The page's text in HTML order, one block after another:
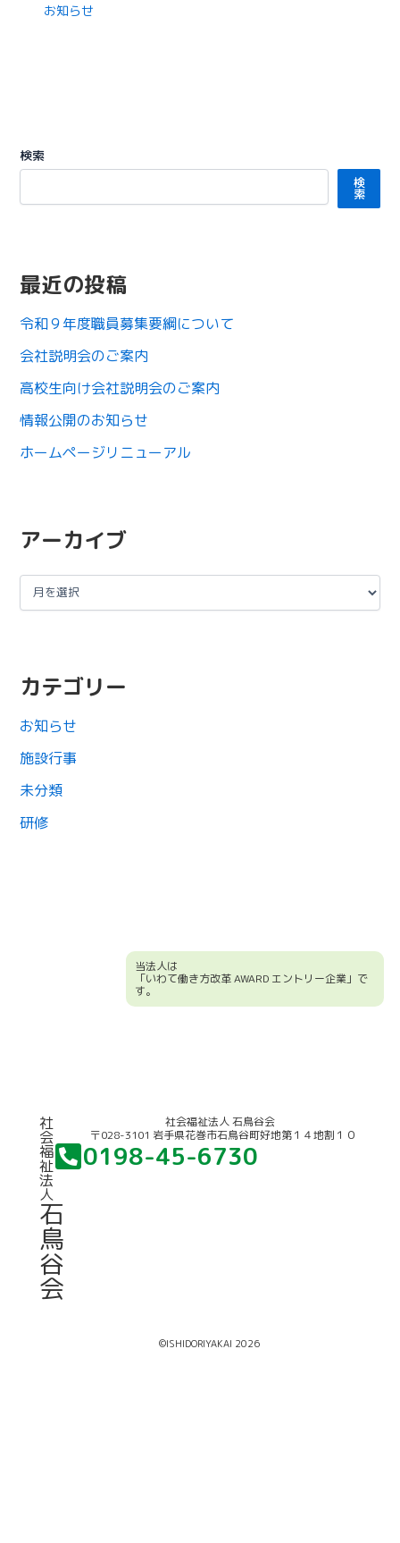
お知らせ
検索
検
索
最近の投稿
令和９年度職員募集要綱について
会社説明会のご案内
高校生向け会社説明会のご案内
情報公開のお知らせ
ホームページリニューアル
アーカイブ
カテゴリー
お知らせ
施設行事
未分類
研修
当法人は
「いわて働き方改革 AWARD エントリー企業」で
す。
社
会
福
祉
法
人
石
鳥
谷
会
社会福祉法人 石鳥谷会
〒028-3101 岩手県花巻市石鳥谷町好地第１４地割１０
0198-45-6730
©ISHIDORIYAKAI 2026